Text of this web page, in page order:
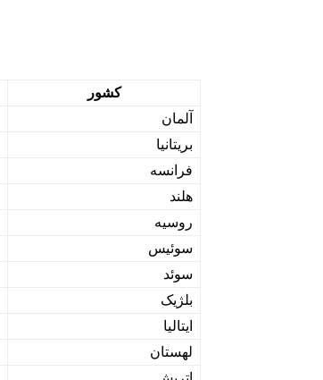
کشور
آلمان
بریتانیا
فرانسه
هلند
روسیه
سوئيس
سوئد
بلژیک
ایتالیا
لهستان